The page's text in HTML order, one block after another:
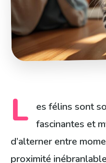
L
es félins sont
fascinantes et
d’alterner entre
proximité